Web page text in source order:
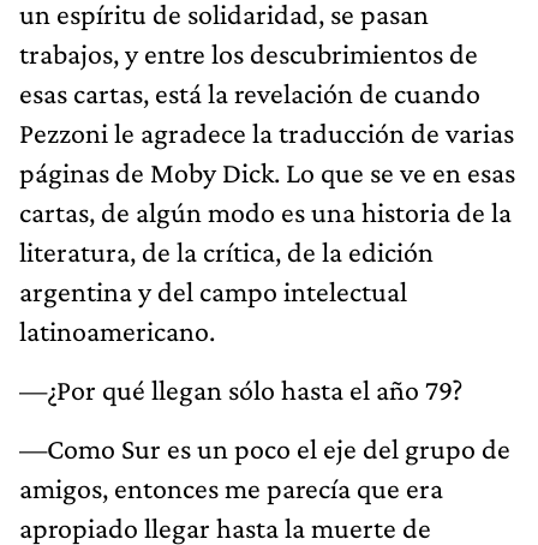
un espíritu de solidaridad, se pasan
trabajos, y entre los descubrimientos de
esas cartas, está la revelación de cuando
Pezzoni le agradece la traducción de varias
páginas de Moby Dick. Lo que se ve en esas
cartas, de algún modo es una historia de la
literatura, de la crítica, de la edición
argentina y del campo intelectual
latinoamericano.
—¿Por qué llegan sólo hasta el año 79?
—Como Sur es un poco el eje del grupo de
amigos, entonces me parecía que era
apropiado llegar hasta la muerte de